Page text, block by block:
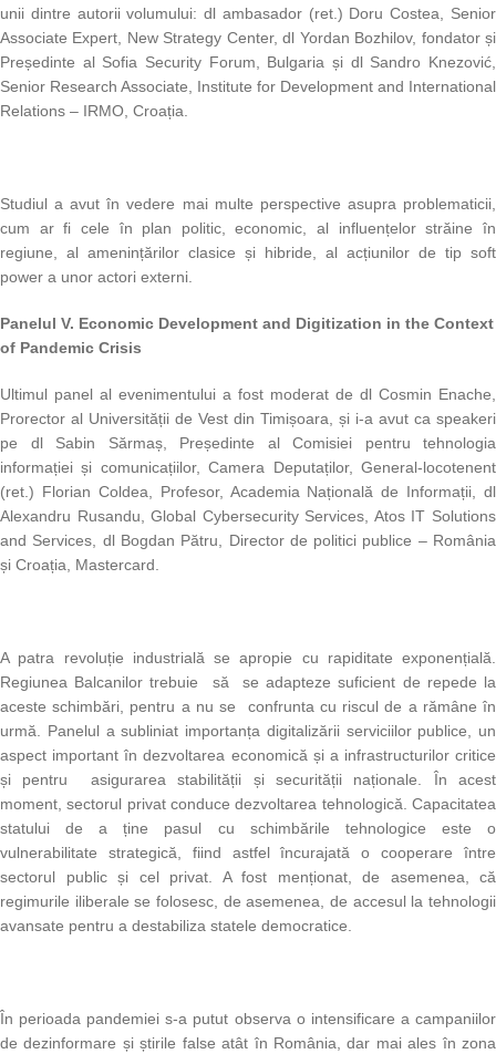
unii dintre autorii volumului: dl ambasador (ret.) Doru Costea, Senior
Associate Expert, New Strategy Center, dl Yordan Bozhilov, fondator și
Președinte al Sofia Security Forum, Bulgaria și dl Sandro Knezović,
Senior Research Associate, Institute for Development and International
Relations – IRMO, Croația.
Studiul a avut în vedere mai multe perspective asupra problematicii,
cum ar fi cele în plan politic, economic, al influențelor străine în
regiune, al amenințărilor clasice și hibride, al acțiunilor de tip soft
power a unor actori externi.
Panelul V. Economic Development and Digitization in the Context
of Pandemic Crisis
Ultimul panel al evenimentului a fost moderat de dl Cosmin Enache,
Prorector al Universității de Vest din Timișoara, și i-a avut ca speakeri
pe dl Sabin Sărmaș, Președinte al Comisiei pentru tehnologia
informației și comunicațiilor, Camera Deputaților, General-locotenent
(ret.) Florian Coldea, Profesor, Academia Națională de Informații, dl
Alexandru Rusandu, Global Cybersecurity Services, Atos IT Solutions
and Services, dl Bogdan Pătru, Director de politici publice – România
și Croația, Mastercard.
A patra revoluție industrială se apropie cu rapiditate exponențială.
Regiunea Balcanilor trebuie să se adapteze suficient de repede la
aceste schimbări, pentru a nu se confrunta cu riscul de a rămâne în
urmă. Panelul a subliniat importanța digitalizării serviciilor publice, un
aspect important în dezvoltarea economică și a infrastructurilor critice
și pentru asigurarea stabilității și securității naționale. În acest
moment, sectorul privat conduce dezvoltarea tehnologică. Capacitatea
statului de a ține pasul cu schimbările tehnologice este o
vulnerabilitate strategică, fiind astfel încurajată o cooperare între
sectorul public și cel privat. A fost menționat, de asemenea, că
regimurile iliberale se folosesc, de asemenea, de accesul la tehnologii
avansate pentru a destabiliza statele democratice.
În perioada pandemiei s-a putut observa o intensificare a campaniilor
de dezinformare și știrile false atât în România, dar mai ales în zona